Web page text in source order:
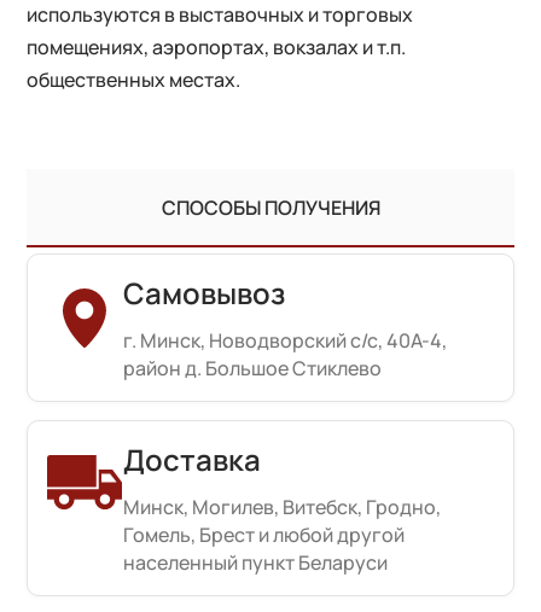
используются в выставочных и торговых
помещениях, аэропортах, вокзалах и т.п.
общественных местах.
СПОСОБЫ ПОЛУЧЕНИЯ
Самовывоз
г. Минск, Новодворский с/с, 40А-4,
район д. Большое Стиклево
Доставка
Минск, Могилев, Витебск, Гродно,
Гомель, Брест и любой другой
населенный пункт Беларуси